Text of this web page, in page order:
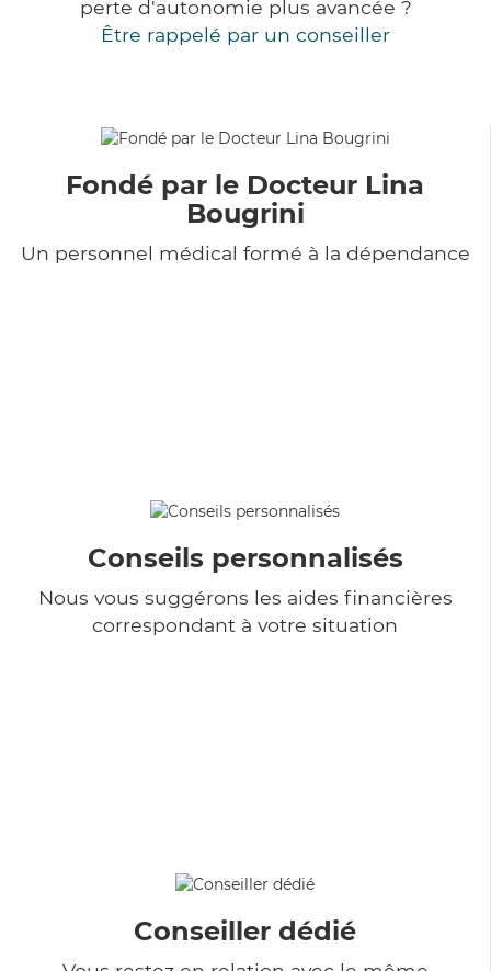
perte d'autonomie plus avancée ?
Être rappelé par un conseiller
Fondé par le Docteur Lina
Bougrini
Un personnel médical formé à la dépendance
Conseils personnalisés
Nous vous suggérons les aides financières
correspondant à votre situation
Conseiller dédié